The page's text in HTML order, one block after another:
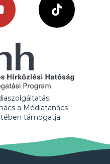
a Médiatanács
támogatja.